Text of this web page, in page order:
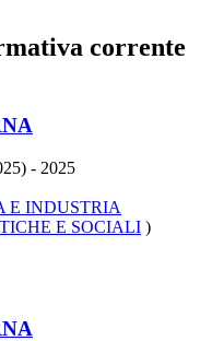
corrente
- 2025
E INDUSTRIA
E SOCIALI )